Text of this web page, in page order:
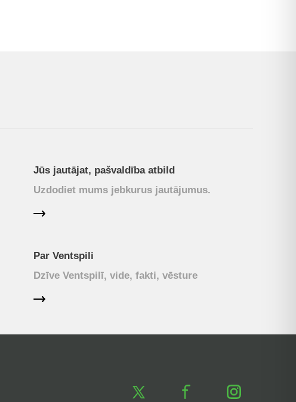
Jūs jautājat, pašvaldība atbild
Uzdodiet mums jebkurus jautājumus.
Par Ventspili
Dzīve Ventspilī, vide, fakti, vēsture